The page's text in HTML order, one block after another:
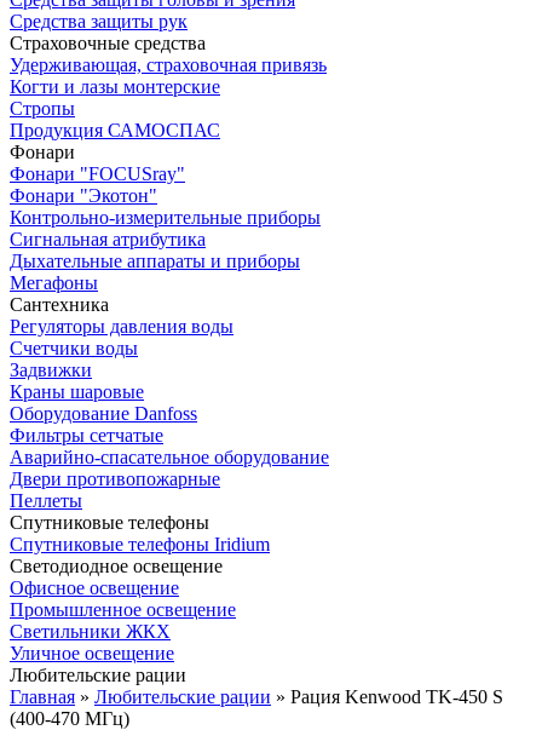
Средства защиты рук
Страховочные средства
Удерживающая, страховочная привязь
Когти и лазы монтерские
Стропы
Продукция САМОСПАС
Фонари
Фонари "FOCUSray"
Фонари "Экотон"
Контрольно-измерительные приборы
Сигнальная атрибутика
Дыхательные аппараты и приборы
Мегафоны
Сантехника
Регуляторы давления воды
Счетчики воды
Задвижки
Краны шаровые
Оборудование Danfoss
Фильтры сетчатые
Аварийно-спасательное оборудование
Двери противопожарные
Пеллеты
Спутниковые телефоны
Спутниковые телефоны Iridium
Светодиодное освещение
Офисное освещение
Промышленное освещение
Светильники ЖКХ
Уличное освещение
Любительские рации
Главная » Любительские рации » Рация Kenwood TK-450 S
(400-470 МГц)